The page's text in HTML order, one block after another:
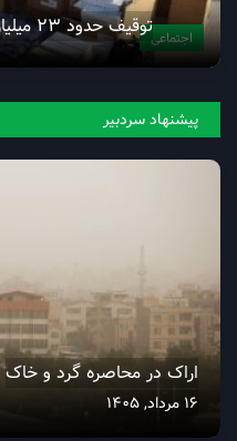
اجتماعیتوقيف حدود 23 ميليارد کالاي قاچاق در دليجان
پیشنهاد سردبیر
اراک در محاصره گرد و خاک
16 مرداد, 1405